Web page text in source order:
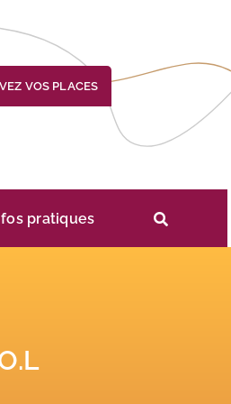
VOS PLACES
pratiques